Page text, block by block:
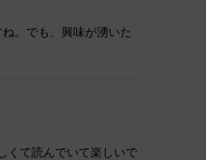
。でも、興味が湧いた
くて読んでいて楽しいで